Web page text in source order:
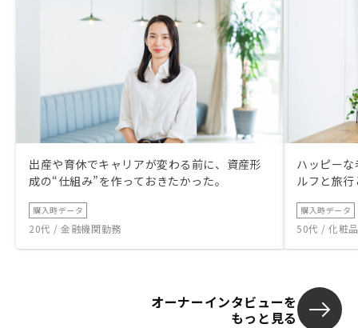
出産や育休でキャリアが変わる前に、資産形
成の“仕組み”を作っておきたかった。
購入時データ
20代 / 金融機関勤務
ハッピー
ルフと旅
購入時データ
50代 / 化粧
オーナーインタビューを
もっと見る